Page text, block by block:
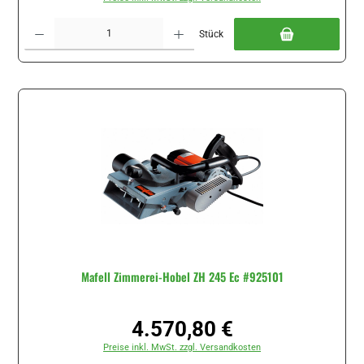
Stück
Mafell Zimmerei-Hobel ZH 245 Ec #925101
Regulärer Preis:
4.570,80 €
Preise inkl. MwSt. zzgl. Versandkosten